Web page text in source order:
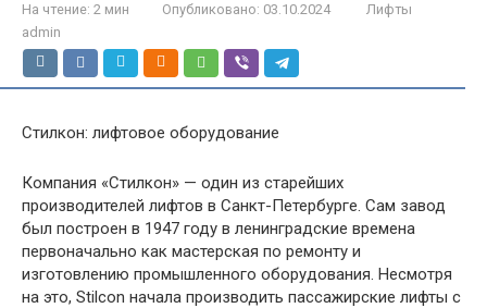
На чтение: 2 мин Опубликовано: 03.10.2024
Лифты
admin
Стилкон: лифтовое оборудование
Компания «Стилкон» — один из старейших
производителей лифтов в Санкт-Петербурге. Сам завод
был построен в 1947 году в ленинградские времена
первоначально как мастерская по ремонту и
изготовлению промышленного оборудования. Несмотря
на это, Stilcon начала производить пассажирские лифты с